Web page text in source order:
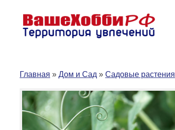
содержимому
Главная » Дом и Сад » Садовые растения